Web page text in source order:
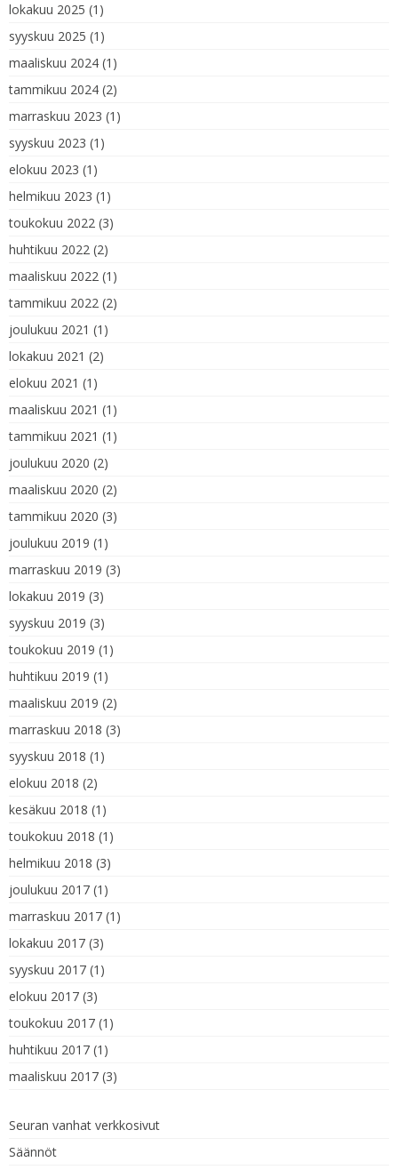
lokakuu 2025 (1)
syyskuu 2025 (1)
maaliskuu 2024 (1)
tammikuu 2024 (2)
marraskuu 2023 (1)
syyskuu 2023 (1)
elokuu 2023 (1)
helmikuu 2023 (1)
toukokuu 2022 (3)
huhtikuu 2022 (2)
maaliskuu 2022 (1)
tammikuu 2022 (2)
joulukuu 2021 (1)
lokakuu 2021 (2)
elokuu 2021 (1)
maaliskuu 2021 (1)
tammikuu 2021 (1)
joulukuu 2020 (2)
maaliskuu 2020 (2)
tammikuu 2020 (3)
joulukuu 2019 (1)
marraskuu 2019 (3)
lokakuu 2019 (3)
syyskuu 2019 (3)
toukokuu 2019 (1)
huhtikuu 2019 (1)
maaliskuu 2019 (2)
marraskuu 2018 (3)
syyskuu 2018 (1)
elokuu 2018 (2)
kesäkuu 2018 (1)
toukokuu 2018 (1)
helmikuu 2018 (3)
joulukuu 2017 (1)
marraskuu 2017 (1)
lokakuu 2017 (3)
syyskuu 2017 (1)
elokuu 2017 (3)
toukokuu 2017 (1)
huhtikuu 2017 (1)
maaliskuu 2017 (3)
Seuran vanhat verkkosivut
Säännöt